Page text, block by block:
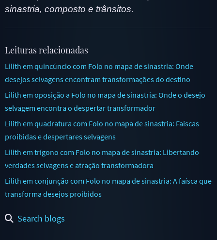
sinastria, composto e trânsitos.
Leituras relacionadas
Lilith em quincúncio com Folo no mapa de sinastria: Onde
desejos selvagens encontram transformações do destino
Lilith em oposição a Folo no mapa de sinastria: Onde o desejo
selvagem encontra o despertar transformador
Lilith em quadratura com Folo no mapa de sinastria: Faíscas
proibidas e despertares selvagens
Lilith em trígono com Folo no mapa de sinastria: Libertando
verdades selvagens e atração transformadora
Lilith em conjunção com Folo no mapa de sinastria: A faísca que
transforma desejos proibidos
Search blogs